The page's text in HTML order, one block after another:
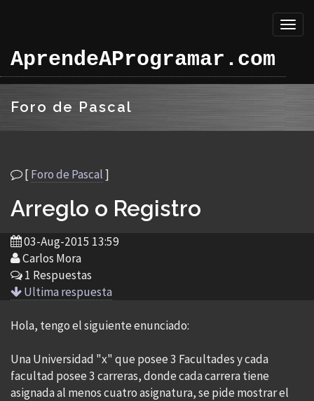
AprendeAProgramar.com
Foro de Pascal
[Foro de Pascal]
Arreglo o Registro
03-Aug-2015 13:59
Carlos Mora
1 Respuestas
Ultima respuesta
Hola, tengo el siguiente enunciado:
Una Universidad "x" que posee 3 Facultades y cada
facultad posee 3 carreras, donde cada carrera tiene
asignada al menos cuatro asignatura, se pide mostrar el